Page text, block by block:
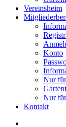
Vereinsheim
Konto
Nur
Nur
Kontakt